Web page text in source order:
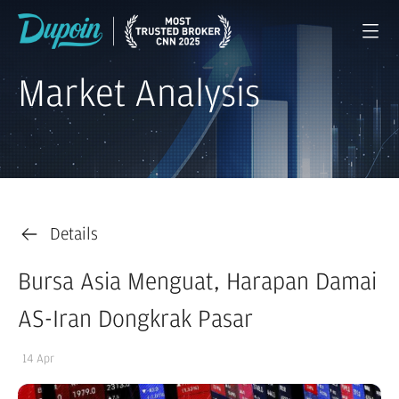
Market Analysis
Details
Bursa Asia Menguat, Harapan Damai
AS-Iran Dongkrak Pasar
14 Apr